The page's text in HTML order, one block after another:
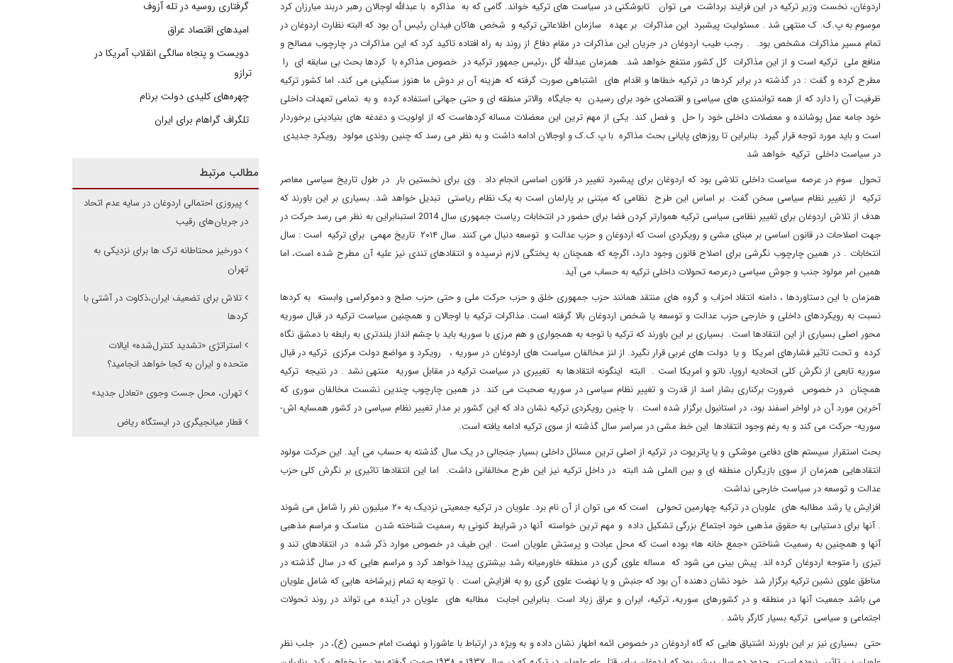
اردوغان، نخست وزیر ترکیه در این فرایند برداشت می توان تابوشکنی در سیاست های ترکیه خواند. گامی که به مذاکره با عبدالله اوجالان رهبر دربند مبارزان کرد
موسوم به پ.ک. ک منتهی شد . مسئولیت پیشبرد این مذاکرات بر عهده سازمان اطلاعاتی ترکیه و شخص هاکان فیدان رئیس آن بود که البته نظارت اردوغان در
تمام مسیر مذاکرات مشخص بود. . رجب طیب اردوغان در جریان این مذاکرات در مقام دفاع از روند به راه افتاده تاکید کرد که این مذاکرات در چارچوب مصالح و
منافع ملی ترکیه است و از این مذاکرات کل کشور منتفع خواهد شد. همزمان عبدالله گل ،رئیس جمهور ترکیه در خصوص مذاکره با کردها بحث بی سابقه ای را
مطرح کرده و گفت : در گذشته در برابر کردها در ترکیه خطاها و اقدام های اشتباهی صورت گرفته که هزینه آن بر دوش ما هنوز سنگینی می کند، اما کشور ترکیه
ظرفیت آن را دارد که از همه توانمندی های سیاسی و اقتصادی خود برای رسیدن به جایگاه والاتر منطقه ای و حتی جهانی استفاده کرده و به تمامی تعهدات داخلی
خود جامه عمل پوشانده و معضلات داخلی خود را حل و فصل کند. یکی از مهم ترین این معضلات مساله کردهاست که از اولویت و دغدغه های بنیادینی برخوردار
است و باید مورد توجه قرار گیرد. بنابراین تا روزهای پایانی بحث مذاکره با پ.ک.ک و اوجالان ادامه داشت و به نظر می رسد که چنین روندی مولود رویکرد جدیدی
در سیاست داخلی ترکیه خواهد شد
تحول سوم در عرصه سیاست داخلی تلاشی بود که اردوغان برای پیشبرد تغییر در قانون اساسی انجام داد . وی برای نخستین بار در طول تاریخ سیاسی معاصر
ترکیه از تغییر نظام سیاسی سخن گفت. بر اساس این طرح نظامی که مبتنی بر پارلمان است به یک نظام ریاستی تبدیل خواهد شد. بسیاری بر این باورند که
هدف از تلاش اردوغان برای تغییر نظامی سیاسی ترکیه هموارتر کردن فضا برای حضور در انتخابات ریاست جمهوری سال 2014 استبنابراین به نظر می رسد حرکت در
جهت اصلاحات در قانون اساسی بر مبنای مشی و رویکردی است که اردوغان و حزب عدالت و توسعه دنبال می کنند. سال ۲۰۱۴ تاریخ مهمی برای ترکیه است : سال
انتخابات . در همین چارچوب نگرشی برای اصلاح قانون وجود دارد، اگرچه که همچنان به پختگی لازم نرسیده و انتقادهای تندی نیز علیه آن مطرح شده است، اما
همین امر مولود جنب و جوش سیاسی درعرصه تحولات داخلی ترکیه به حساب می آید.
همزمان با این دستاوردها ، دامنه انتقاد احزاب و گروه های منتقد همانند حزب جمهوری خلق و حزب حرکت ملی و حتی حزب صلح و دموکراسی وابسته به کردها
نسبت به رویکردهای داخلی و خارجی حزب عدالت و توسعه یا شخص اردوغان بالا گرفته است. مذاکرات ترکیه با اوجالان و همچنین سیاست ترکیه در قبال سوریه
محور اصلی بسیاری از این انتقادها است. بسیاری بر این باورند که ترکیه با توجه به همجواری و هم مرزی با سوریه باید با چشم انداز بلندتری به رابطه با دمشق نگاه
کرده و تحت تاثیر فشارهای امریکا و یا دولت های غربی قرار نگیرد. از لنز مخالفان سیاست های اردوغان در سوریه ، رویکرد و مواضع دولت مرکزی ترکیه در قبال
سوریه تابعی از نگرش کلی اتحادیه اروپا، ناتو و امریکا است . البته اینگونه انتقادها به تغییری در سیاست ترکیه در مقابل سوریه منتهی نشد . در نتیجه ترکیه
همچنان در خصوص ضرورت برکناری بشار اسد از قدرت و تغییر نظام سیاسی در سوریه صحبت می کند. در همین چارچوب چندین نشست مخالفان سوری که
آخرین مورد آن در اواخر اسفند بود، در استانبول برگزار شده است . با چنین رویکردی ترکیه نشان داد که این کشور بر مدار تغییر نظام سیاسی در کشور همسایه اش-
سوریه- حرکت می کند و به رغم وجود انتقادها این خط مشی در سراسر سال گذشته از سوی ترکیه ادامه یافته است.
بحث استقرار سیستم های دفاعی موشکی و یا پاتریوت در ترکیه از اصلی ترین مسائل داخلی بسیار جنجالی در یک سال گذشته به حساب می آید. این حرکت مولود
انتقادهایی همزمان از سوی بازیگران منطقه ای و بین الملی شد البته در داخل ترکیه نیز این طرح مخالفانی داشت. اما این انتقادها تاثیری بر نگرش کلی حزب
عدالت و توسعه در سیاست خارجی نداشت.
افزایش یا رشد مطالبه های علویان در ترکیه چهارمین تحولی است که می توان از آن نام برد. علویان در ترکیه جمعیتی نزدیک به ۲۰ میلیون نفر را شامل می شوند
. آنها برای دستیابی به حقوق مذهبی خود اجتماع بزرگی تشکیل داده و مهم ترین خواسته آنها در شرایط کنونی به رسمیت شناخته شدن مناسک و مراسم مذهبی
آنها و همچنین به رسمیت شناختن «جمع خانه ها» بوده است که محل عبادت و پرستش علویان است . این طیف در خصوص موارد ذکر شده در انتقادهای تند و
تیزی را متوجه اردوغان کرده اند. پیش بینی می شود که مساله علوی گری در منطقه خاورمیانه رشد بیشتری پیدا خواهد کرد و مراسم هایی که در سال گذشته در
مناطق علوی نشین ترکیه برگزار شد خود نشان دهنده آن بود که جنبش و یا نهضت علوی گری رو به افزایش است . با توجه به تمام زیرشاخه هایی که شامل علویان
می باشد جمعیت آنها در منطقه و در کشورهای سوریه، ترکیه، ایران و عراق زیاد است. بنابراین اجابت مطالبه های علویان در آینده می تواند در روند تحولات
اجتماعی و سیاسی ترکیه بسیار کارگر باشد .
حتی بسیاری نیز بر این باورند اشتیاق هایی که گاه اردوغان در خصوص ائمه اطهار نشان داده و به ویژه در ارتباط با عاشورا و نهضت امام حسین (ع)، در جلب نظر
گرفتاری روسیه در تله آزوف
امیدهای اقتصاد عراق
دویست و پنجاه سالگی انقلاب آمریکا در
ترازو
چهره‌های کلیدی دولت برنام
تلگراف گراهام برای ایران
مطالب مرتبط
پیروزی احتمالی اردوغان در سایه عدم اتحاد
در جریان‌های رقیب
دورخیز محتاطانه ترک ها برای نزدیکی به
تهران
تلاش برای تضعیف ایران،ذکاوت در آشتی با
کردها
استراتژی «تشدید کنترل‌شده» ایالات
متحده و ایران به کجا خواهد انجامید؟
تهران، محل جست وجوی «تعادل جدید»
قطار میانجیگری در ایستگاه ریاض